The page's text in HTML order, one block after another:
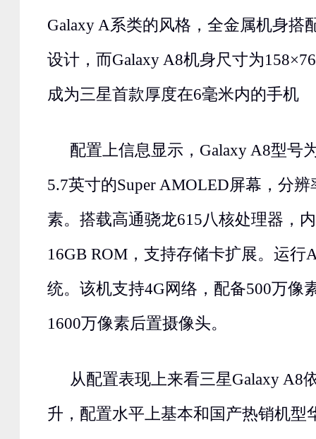
Galaxy A系类的风格，全金属机身搭
设计，而Galaxy A8机身尺寸为
成为三星首款厚度在6毫米内的手机
配置上信息显示，Galaxy A8型号
5.7英寸的Super AMOLED屏幕，分辨
素。搭载高通骁龙615八核处理器，
16GB ROM，支持存储卡扩展。运行
统。该机支持4G网络，配备500万像
1600万像素后置摄像头。
从配置表现上来看三星Galaxy A8
升，配置水平上基本和国产热销机型